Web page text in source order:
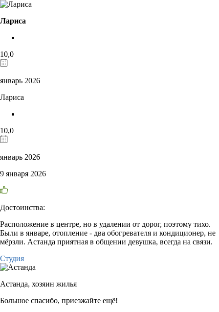
Лариса
10,0
январь 2026
Лариса
10,0
январь 2026
9 января 2026
Достоинства:
Расположение в центре, но в удалении от дорог, поэтому тихо.
Были в январе, отопление - два обогревателя и кондиционер, не
мёрзли. Астанда приятная в общении девушка, всегда на связи.
Студия
Астанда, хозяин жилья
Большое спасибо, приезжайте ещё!